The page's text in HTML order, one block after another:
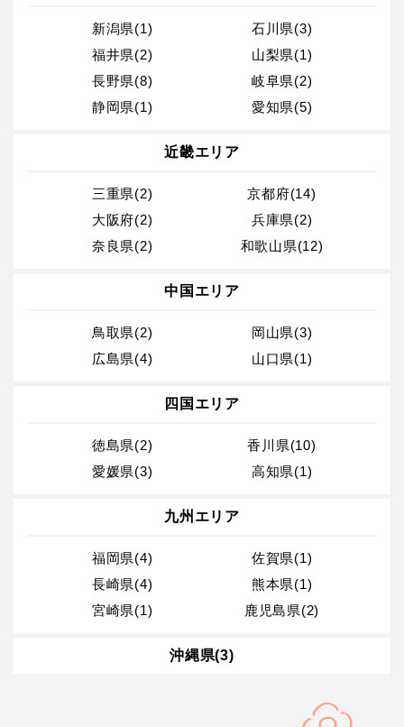
新潟県(1)
石川県(3)
福井県(2)
山梨県(1)
長野県(8)
岐阜県(2)
静岡県(1)
愛知県(5)
近畿エリア
三重県(2)
京都府(14)
大阪府(2)
兵庫県(2)
奈良県(2)
和歌山県(12)
中国エリア
鳥取県(2)
岡山県(3)
広島県(4)
山口県(1)
四国エリア
徳島県(2)
香川県(10)
愛媛県(3)
高知県(1)
九州エリア
福岡県(4)
佐賀県(1)
長崎県(4)
熊本県(1)
宮崎県(1)
鹿児島県(2)
沖縄県(3)